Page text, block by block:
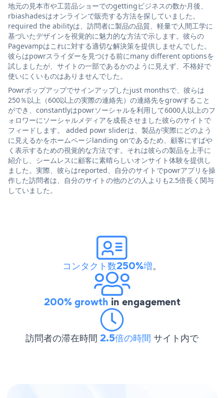
地元の見本市や工芸品ショーでのgettingビジネスの数か月後、
rbiashadesはオンラインで販売する方法を探していました。
required the abilityは、訪問者に製品の品質、軽量で人間工学に
基づいたデザインを視覚的に魅力的な方法で示します。彼らの
Pagevampはこれに対する適切な解決策を提供しませんでした。
彼らはpowrスライダーを見つける前にmany different optionsを
試しましたが、サイトの一部であるかのように見えず、不格好で
使いにくいものはありませんでした。
Powrポップアップでサインアップしたjust monthsで、彼らは
250％以上（600以上の実際の連絡先）の連絡先をgrowすること
ができ、constantlyはpowrソーシャルを利用して6000人以上のフ
ォロワーにソーシャルメディアを成長させました彼らのサイトで
フィードします。 added powr sliderは、製品が実際にどのよう
に見えるかをホームページlanding onであるため、顧客にすばや
く表示するための視覚的な方法です。それは彼らの製品を上手に
紹介し、シームレスに顧客に素晴らしいオンサイト体験を提供し
ました。実際、彼らはreported、自分のサイトでpowrアプリを操
作した訪問者は、自分のサイトの他のどの人よりも2.5倍長く関与
していました。
コンタクト数250%増。
200% growth in engagement
訪問者の滞在時間 2.5倍の時間 サイト内で